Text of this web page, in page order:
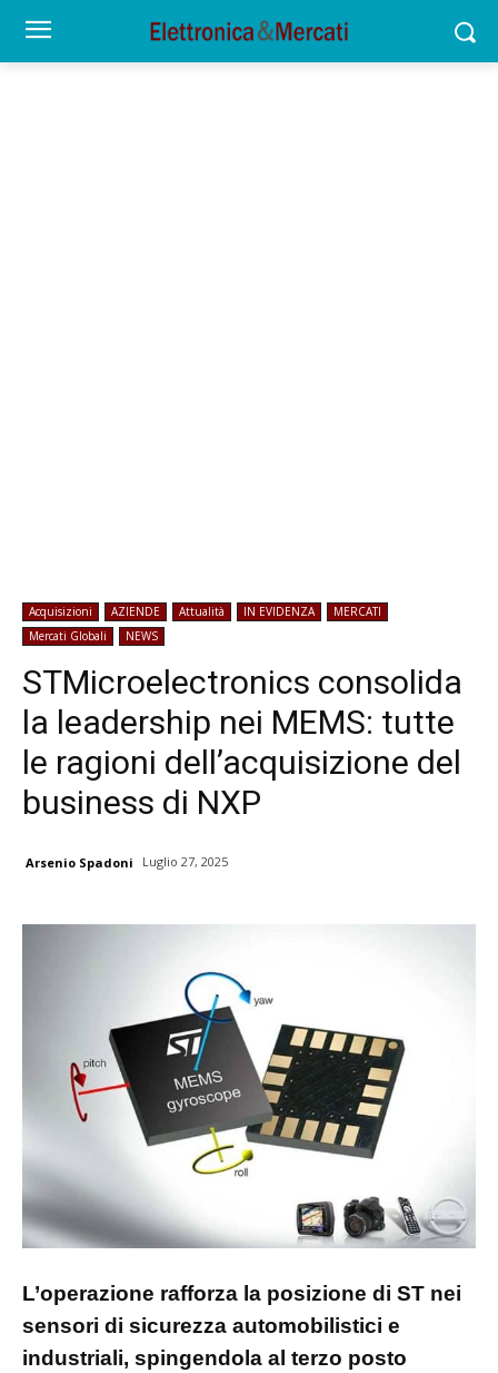
Acquisizioni AZIENDE Attualità IN EVIDENZA
MERCATI
Mercati Globali
NEWS
STMicroelectronics consolida
la leadership nei MEMS: tutte
le ragioni dell’acquisizione del
business di NXP
Arsenio Spadoni Luglio 27, 2025
L’operazione rafforza la posizione di ST nei
sensori di sicurezza automobilistici e
industriali, spingendola al terzo posto